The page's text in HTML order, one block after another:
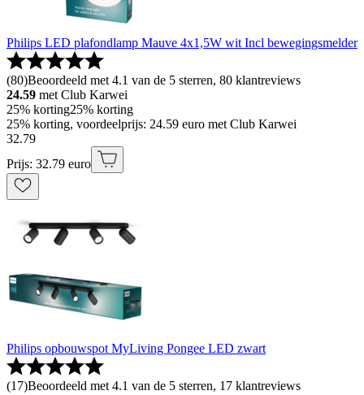
Philips LED plafondlamp Mauve 4x1,5W wit Incl bewegingsmelder
(80)Beoordeeld met 4.1 van de 5 sterren, 80 klantreviews
24.59 met Club Karwei
25% korting25% korting
25% korting, voordeelprijs: 24.59 euro met Club Karwei
32.79
Prijs: 32.79 euro
Philips opbouwspot MyLiving Pongee LED zwart
(17)Beoordeeld met 4.1 van de 5 sterren, 17 klantreviews